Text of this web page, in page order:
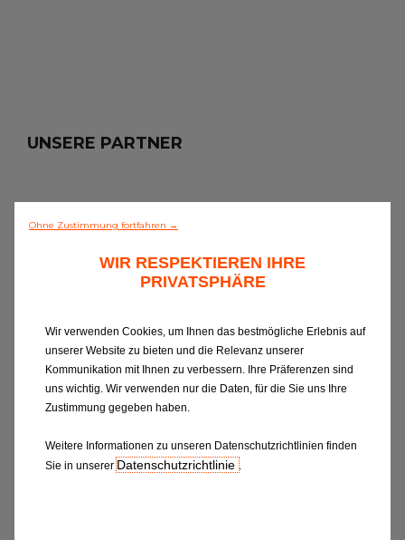
UNSERE PARTNER
Ohne Zustimmung fortfahren →
WIR RESPEKTIEREN IHRE
PRIVATSPHÄRE
Wir verwenden Cookies, um Ihnen das bestmögliche Erlebnis auf
unserer Website zu bieten und die Relevanz unserer
Kommunikation mit Ihnen zu verbessern. Ihre Präferenzen sind
uns wichtig. Wir verwenden nur die Daten, für die Sie uns Ihre
Zustimmung gegeben haben.
Weitere Informationen zu unseren Datenschutzrichtlinien finden
Sie in unsererDatenschutzrichtlinie .